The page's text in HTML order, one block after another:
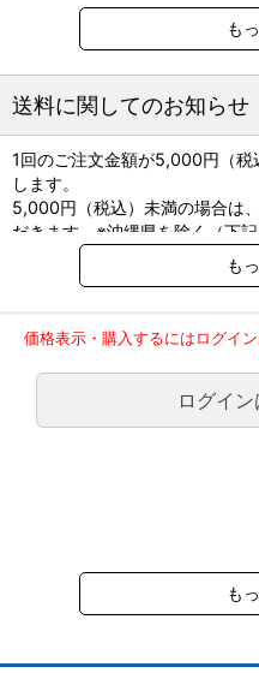
血液凝固を促す働きのあるカル
進させます。丈夫な繊維のため
また、従来のアルギン酸のカル
しております。
●特長
・亜鉛とマンガンを追加
従来のアルギン酸塩ドレッシン
た。
・優れた吸収力
かりとしているため、創部でズ
アルゴダームはアルギン酸カル
形態をしています。 多数の星
にニードリング工程により均一
っ張りに強く、ゲル化しても型
も
送料に関してのお知らせ
1回のご注文金額が5,000円（税
します。
5,000円（税込）未満の場合は
だきます。※沖縄県を除く（下記
※2017年11月14日（火）より沖
回のご注文金額（税込）が、
ご了承のほどよろしくお願い致
弊社都合でお届けが２回以上に
のみで新たな送料は発生しませ
大型商品送料が必要な商品をご
負担頂きます。
受けます。
も
価格表示・購入するにはログイン
ログイ
も